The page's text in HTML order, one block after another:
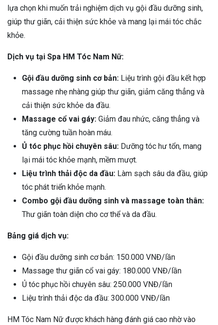
lựa chọn khi muốn trải nghiệm dịch vụ gội đầu dưỡng sinh,
giúp thư giãn, cải thiện sức khỏe và mang lại mái tóc chắc
khỏe.
Dịch vụ tại Spa HM Tóc Nam Nữ:
Gội đầu dưỡng sinh cơ bản: Liệu trình gội đầu kết hợp
massage nhẹ nhàng giúp thư giãn, giảm căng thẳng và
cải thiện sức khỏe da đầu.
Massage cổ vai gáy: Giảm đau nhức, căng thẳng và
tăng cường tuần hoàn máu.
Ủ tóc phục hồi chuyên sâu: Dưỡng tóc hư tổn, mang
lại mái tóc khỏe mạnh, mềm mượt.
Liệu trình thải độc da đầu: Làm sạch sâu da đầu, giúp
tóc phát triển khỏe mạnh.
Combo gội đầu dưỡng sinh và massage toàn thân:
Thư giãn toàn diện cho cơ thể và da đầu.
Bảng giá dịch vụ:
Gội đầu dưỡng sinh cơ bản: 150.000 VNĐ/lần
Massage thư giãn cổ vai gáy: 180.000 VNĐ/lần
Ủ tóc phục hồi chuyên sâu: 250.000 VNĐ/lần
Liệu trình thải độc da đầu: 300.000 VNĐ/lần
HM Tóc Nam Nữ được khách hàng đánh giá cao nhờ vào